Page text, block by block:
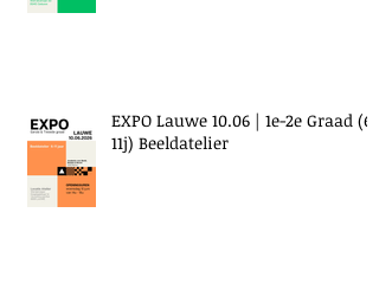
EXPO Lauwe 10.06 | 1e-2e Graad (6-
11j) Beeldatelier